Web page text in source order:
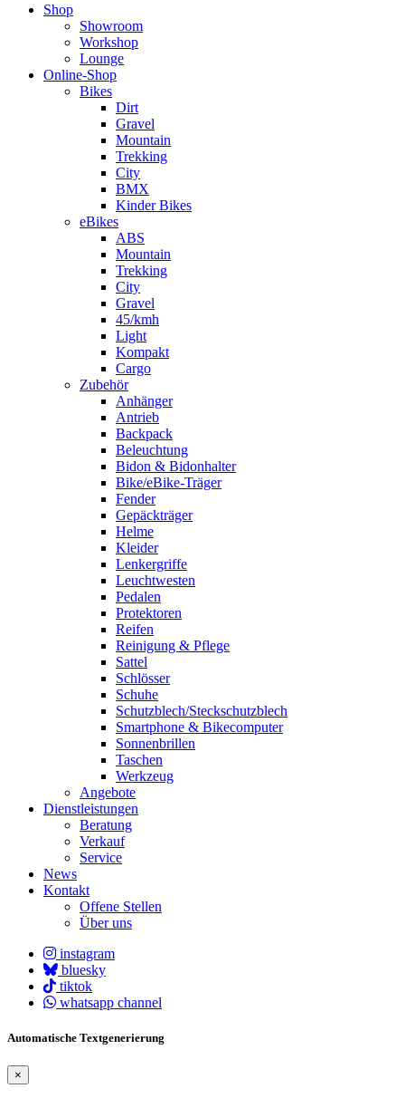
Shop
Showroom
Workshop
Lounge
Online-Shop
Bikes
Dirt
Gravel
Mountain
Trekking
City
BMX
Kinder Bikes
eBikes
ABS
Mountain
Trekking
City
Gravel
45/kmh
Light
Kompakt
Cargo
Zubehör
Anhänger
Antrieb
Backpack
Beleuchtung
Bidon & Bidonhalter
Bike/eBike-Träger
Fender
Gepäckträger
Helme
Kleider
Lenkergriffe
Leuchtwesten
Pedalen
Protektoren
Reifen
Reinigung & Pflege
Sattel
Schlösser
Schuhe
Schutzblech/Steckschutzblech
Smartphone & Bikecomputer
Sonnenbrillen
Taschen
Werkzeug
Angebote
Dienstleistungen
Beratung
Verkauf
Service
News
Kontakt
Offene Stellen
Über uns
instagram
bluesky
tiktok
whatsapp channel
Automatische Textgenerierung
×